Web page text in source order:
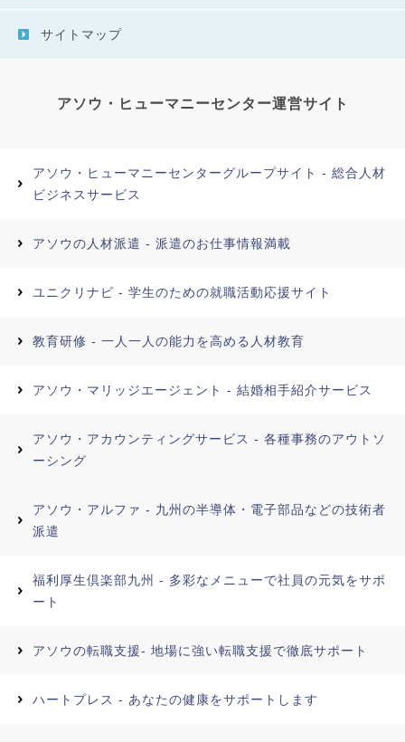
サイトマップ
アソウ・ヒューマニーセンター運営サイト
アソウ・ヒューマニーセンターグループサイト - 総合人材
ビジネスサービス
アソウの人材派遣 - 派遣のお仕事情報満載
ユニクリナビ - 学生のための就職活動応援サイト
教育研修 - 一人一人の能力を高める人材教育
アソウ・マリッジエージェント - 結婚相手紹介サービス
アソウ・アカウンティングサービス - 各種事務のアウトソ
ーシング
アソウ・アルファ - 九州の半導体・電子部品などの技術者
派遣
福利厚生倶楽部九州 - 多彩なメニューで社員の元気をサポ
ート
アソウの転職支援- 地場に強い転職支援で徹底サポート
ハートプレス - あなたの健康をサポートします